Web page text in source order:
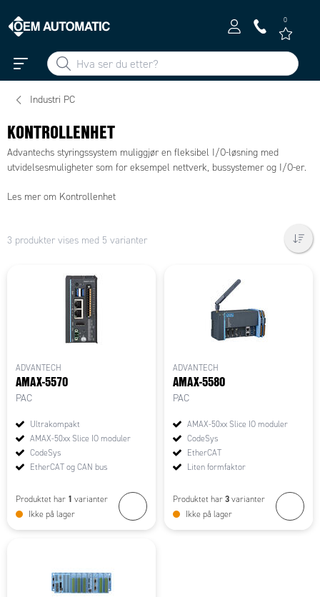
0
Industri PC
KONTROLLENHET
Advantechs styringssystem muliggjør en fleksibel I/O-løsning med
utvidelsesmuligheter som for eksempel nettverk, bussystemer og I/O-er.
Les mer om Kontrollenhet
3 produkter vises med 5 varianter
ADVANTECH
AMAX-5570
PAC
Ultrakompakt
AMAX-50xx Slice IO moduler
CodeSys
EtherCAT og CAN bus
Produktet har 1 varianter
Ikke på lager
ADVANTECH
AMAX-5580
PAC
AMAX-50xx Slice IO moduler
CodeSys
EtherCAT
Liten formfaktor
Produktet har 3 varianter
Ikke på lager